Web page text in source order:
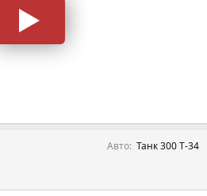
Авто Танк 300 Т-34